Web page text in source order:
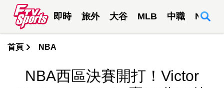
即時 旅外 大谷 MLB 中職 NBA
首頁 NBA
NBA西區決賽開打！Victor